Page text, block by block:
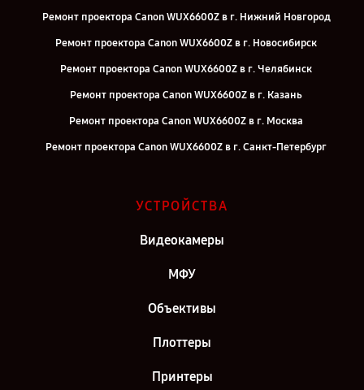
Ремонт проектора Canon WUX6600Z в г. Нижний Новгород
Ремонт проектора Canon WUX6600Z в г. Новосибирск
Ремонт проектора Canon WUX6600Z в г. Челябинск
Ремонт проектора Canon WUX6600Z в г. Казань
Ремонт проектора Canon WUX6600Z в г. Москва
Ремонт проектора Canon WUX6600Z в г. Санкт-Петербург
УСТРОЙСТВА
Видеокамеры
МФУ
Объективы
Плоттеры
Принтеры